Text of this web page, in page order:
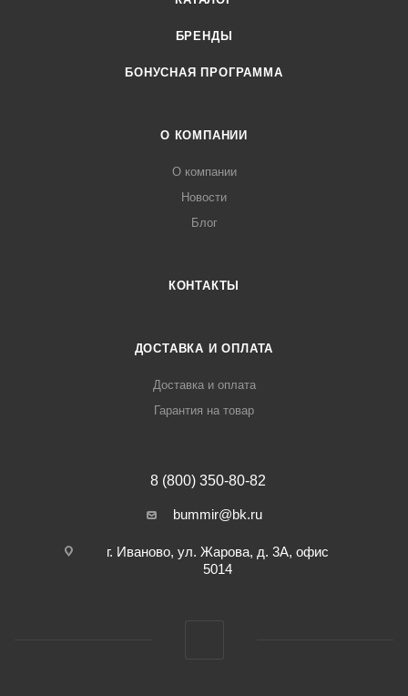
БРЕНДЫ
БОНУСНАЯ ПРОГРАММА
О КОМПАНИИ
О компании
Новости
Блог
КОНТАКТЫ
ДОСТАВКА И ОПЛАТА
Доставка и оплата
Гарантия на товар
8 (800) 350-80-82
bummir@bk.ru
г. Иваново, ул. Жарова, д. 3А, офис
5014